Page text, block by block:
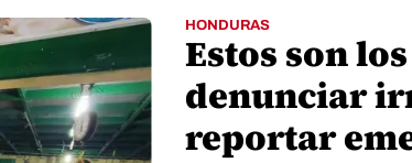
HONDURAS
Estos son
denunciar
reportar